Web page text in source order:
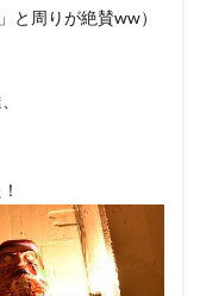
と周りが絶賛ww）